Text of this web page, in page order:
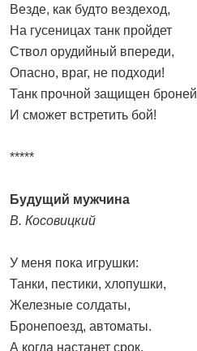
Везде, как будто вездеход,
На гусеницах танк пройдет
Ствол орудийный впереди,
Опасно, враг, не подходи!
Танк прочной защищен броней
И сможет встретить бой!
*****
Будущий мужчина
В. Косовицкий
У меня пока игрушки:
Танки, пестики, хлопушки,
Железные солдаты,
Бронепоезд, автоматы.
А когда настанет срок,